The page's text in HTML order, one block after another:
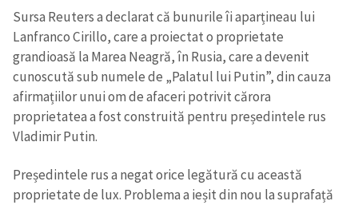
Trimite o informație
Despre ZdG
in English
на русском
Sursa Reuters a declarat că bunurile îi aparțineau lui
Lanfranco Cirillo, care a proiectat o proprietate
grandioasă la Marea Neagră, în Rusia, care a devenit
cunoscută sub numele de „Palatul lui Putin”, din cauza
afirmațiilor unui om de afaceri potrivit cărora
proprietatea a fost construită pentru președintele rus
Vladimir Putin.
Președintele rus a negat orice legătură cu această
proprietate de lux. Problema a ieșit din nou la suprafață